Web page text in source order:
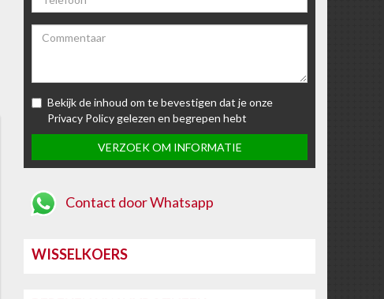
Bekijk de inhoud om te bevestigen dat je onze
Privacy Policy gelezen en begrepen hebt
Contact door Whatsapp
WISSELKOERS